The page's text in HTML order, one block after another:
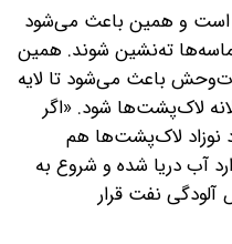
است و همین باعث می‌شود
ته‌نشین شوند. همین
باعث می‌شود تا لایه
لاک‌پشت‌ها شود. «اگر
نوزاد لاک‌پشت‌ها هم
آب دریا شده و شروع به
آلودگی نفت قرار